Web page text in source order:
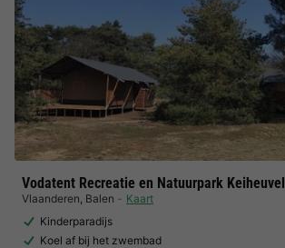
Vodatent Recreatie en Natuurpark Keiheuvel
Vlaanderen, Balen
Kaart
Kinderparadijs
Koel af bij het zwembad